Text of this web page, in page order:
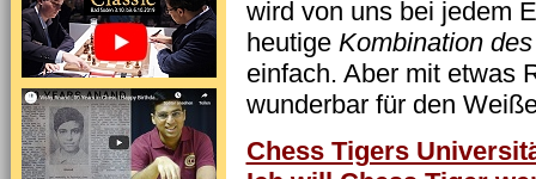
wird von uns bei jedem
heutige Kombination
einfach. Aber mit etwas
wunderbar für den
Chess Tigers